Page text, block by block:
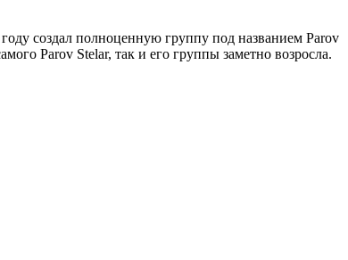
создал полноценную группу под названием Parov
Parov Stelar, так и его группы заметно возросла.